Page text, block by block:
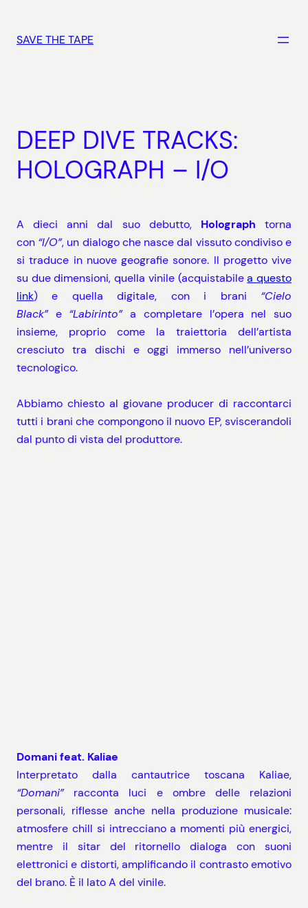
contenuto
SAVE THE TAPE
DEEP DIVE TRACKS:
HOLOGRAPH – I/O
A dieci anni dal suo debutto, Holograph torna
con “I/O”, un dialogo che nasce dal vissuto condiviso e
si traduce in nuove geografie sonore. Il progetto vive
su due dimensioni, quella vinile (acquistabilea questo
link) e quella digitale, con i brani “Cielo
Black”e “Labirinto”a completare l’opera nel suo
insieme, proprio come la traiettoria dell’artista
cresciuto tra dischi e oggi immerso nell’universo
tecnologico.
Abbiamo chiesto al giovane producer di raccontarci
tutti i brani che compongono il nuovo EP, sviscerandoli
dal punto di vista del produttore.
Domani feat. Kaliae
Interpretato dalla cantautrice toscana Kaliae,
“Domani”racconta luci e ombre delle relazioni
personali, riflesse anche nella produzione musicale:
atmosfere chill si intrecciano a momenti più energici,
mentre il sitar del ritornello dialoga con suoni
elettronici e distorti, amplificando il contrasto emotivo
del brano. È il lato A del vinile.